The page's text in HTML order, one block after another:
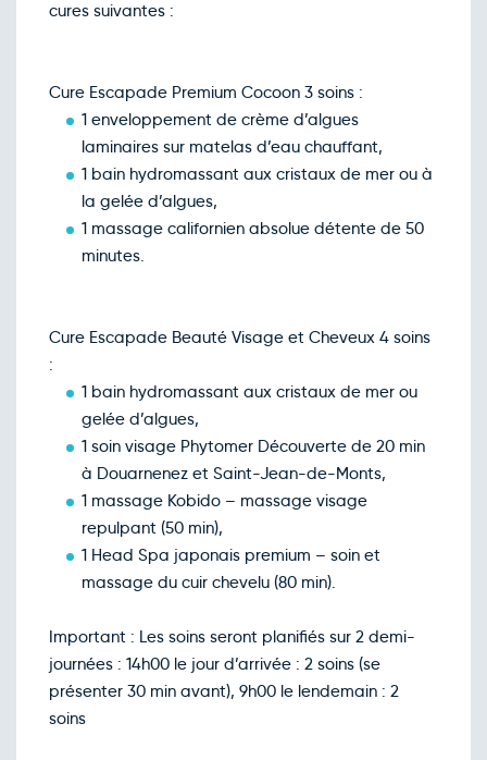
cures suivantes :
Cure Escapade Premium Cocoon 3 soins :
1 enveloppement de crème d’algues
laminaires sur matelas d’eau chauffant,
1 bain hydromassant aux cristaux de mer ou à
la gelée d’algues,
1 massage californien absolue détente de 50
minutes.
Cure Escapade Beauté Visage et Cheveux 4 soins
:
1 bain hydromassant aux cristaux de mer ou
gelée d’algues,
1 soin visage Phytomer Découverte de 20 min
à Douarnenez et Saint-Jean-de-Monts,
1 massage Kobido – massage visage
repulpant (50 min),
1 Head Spa japonais premium – soin et
massage du cuir chevelu (80 min).
Important : Les soins seront planifiés sur 2 demi-
journées : 14h00 le jour d’arrivée : 2 soins (se
présenter 30 min avant), 9h00 le lendemain : 2
soins